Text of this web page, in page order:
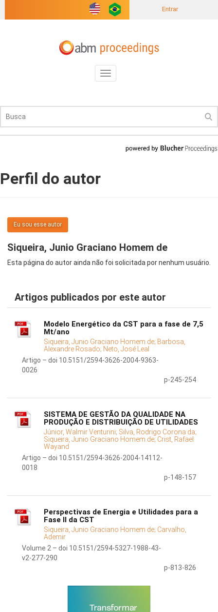
Entrar
Toggle
navigation
Perfil do autor
Eu sou esse autor
Siqueira, Junio Graciano Homem de
Esta página do autor ainda não foi solicitada por nenhum usuário.
Artigos publicados por este autor
Modelo Energético da CST para a fase de 7,5
Mt/ano
Siqueira, Junio Graciano Homem de; Barbosa,
Alexandre Rosado; Neto, José Leal
Artigo – doi 10.5151/2594-3626-2004-9363-
0026
p-245-254
SISTEMA DE GESTÃO DA QUALIDADE NA
PRODUÇÃO E DISTRIBUIÇÃO DE UTILIDADES
Júnior, Walmir Venturini; Silva, Rodrigo Corona da;
Siqueira, Junio Graciano Homem de; Crist, Rafael
Wayand
Artigo – doi 10.5151/2594-3626-2004-14112-
0018
p-148-157
Perspectivas de Energia e Utilidades para a
Fase II da CST
Siqueira, Junio Graciano Homem de; Carvalho,
Ademir
Volume 2 – doi 10.5151/2594-5327-1988-43-
v2-277-290
p-813-826